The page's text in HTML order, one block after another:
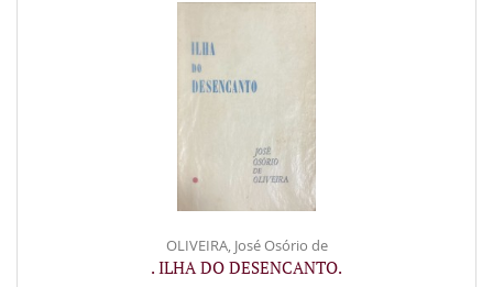
OLIVEIRA, José Osório de
. ILHA DO DESENCANTO.